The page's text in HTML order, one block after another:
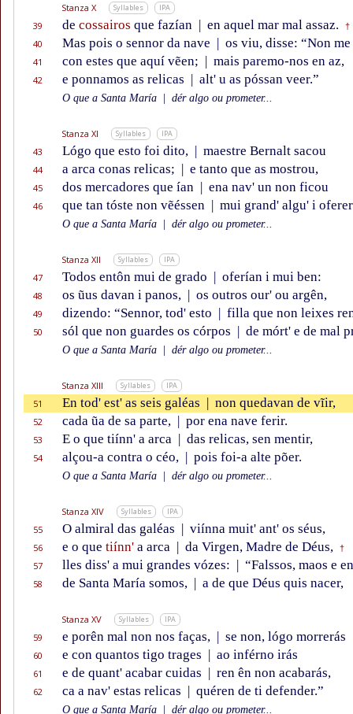
Stanza X Syllables IPA
39 de cossairos que fazían | en aquel mar mal assaz. †
40 Mas pois o sennor da nave | os viu, disse: “Non
41 con estes que aquí vẽen; | mais paremo-nos en az,
42 e ponnamos as relicas | alt' u as póssan veer.”
O que a Santa María dér algo ou prometer...
Stanza XI Syllables IPA
43 Lógo que esto foi dito, | maestre Bernalt sacou
44 a arca conas relicas; | e tanto que as mostrou,
45 dos mercadores que ían | ena nav' un non ficou
46 que tan tóste non vẽéssen | mui grand' algu' i
O que a Santa María dér algo ou prometer...
Stanza XII Syllables IPA
47 Todos entôn mui de grado | oferían i mui ben:
48 os ũus davan i panos, | os outros our' ou argên,
49 dizendo: “Sennor, tod' esto | filla que non leixes
50 sól que non guardes os córpos | de mórt' e de mal
O que a Santa María dér algo ou prometer...
Stanza XIII Syllables IPA
51 En tod' est' as seis galéas | non quedavan de vĩir,
52 cada ũa de sa parte, | por ena nave ferir.
53 E o que tiínn' a arca | das relicas, sen mentir,
54 alçou-a contra o céo, | pois foi-a alte põer.
O que a Santa María dér algo ou prometer...
Stanza XIV Syllables IPA
55 O almiral das galéas | viínna muit' ant' os séus,
56 e o que tiínn' a arca | da Virgen, Madre de Déus, †
57 lles diss' a mui grandes vózes: | “Falssos, maos e
58 de Santa María somos, | a de que Déus quis nacer,
Stanza XV Syllables IPA
59 e porên mal non nos faças, | se non, lógo morrerás
60 e con quantos tigo trages | ao inférno irás
61 e de quant' acabar cuidas | ren ên non acabarás,
62 ca a nav' estas relicas | quéren de ti defender.”
O que a Santa María dér algo ou prometer...